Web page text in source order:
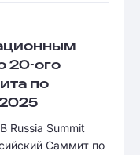
20-ого
по
Russia Summit
Саммит по